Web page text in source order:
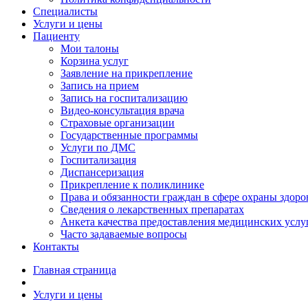
Специалисты
Услуги и цены
Пациенту
Мои талоны
Корзина услуг
Заявление на прикрепление
Запись на прием
Запись на госпитализацию
Видео-консультация врача
Страховые организации
Государственные программы
Услуги по ДМС
Госпитализация
Диспансеризация
Прикрепление к поликлинике
Права и обязанности граждан в сфере охраны
Сведения о лекарственных препаратах
Анкета качества предоставления медицинских
Часто задаваемые вопросы
Контакты
Главная страница
Услуги и цены